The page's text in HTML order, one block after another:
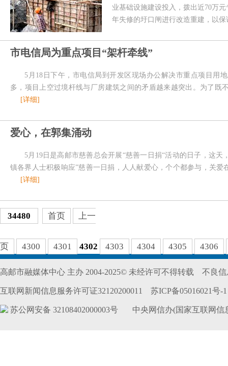
业基础设施建设投入，拨出近70万
年失修的圩口闸进行改造重建，以
市电信局为重点项目“架杆牵线”
5月18日下午，市电信局到开发区现场办公解决市重点项目用
多，项目上空过境杆线与厂房建筑之间的矛盾越来越突出。为了既
[详细]
爱心，在郭集涌动
5月19日是高邮市慈善总会开展“慈善一日捐“活动的日子，这
镇各界人士积极响应”慈善一日捐，人人献爱心，个个都参与，关爱
[详细]
34480 首页 上一
页 4300 4301 4302 4303 4304 4305 4306
高邮市融媒体中心 主办 2004-2025© 未经许可不得转载 不良信
互联网新闻信息服务许可证32120200011 苏ICP备05016021号-1
苏公网安备 32108402000003号 中央网信办(国家互联网